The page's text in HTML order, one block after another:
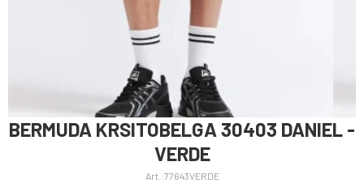
BERMUDA KRSITOBELGA 30403 DANIEL -
VERDE
77643VERDE